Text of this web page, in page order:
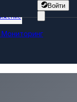
Войти
Мониторинг